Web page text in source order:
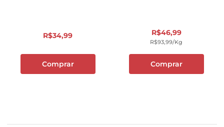
R$34,99
Comprar
R$46,99
R$93,99/kg
Comprar